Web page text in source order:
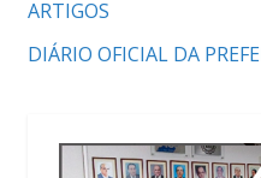
ARTIGOS
DIÁRIO OFICIAL DA